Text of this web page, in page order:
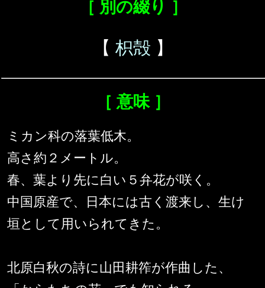
［ 別の綴り ］
【 枳殻 】
［ 意味 ］
ミカン科の落葉低木。
高さ約２メートル。
春、葉より先に白い５弁花が咲く。
中国原産で、日本には古く渡来し、生け
垣として用いられてきた。
北原白秋の詩に山田耕筰が作曲した、